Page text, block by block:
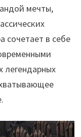
мечты,
сочетает в себе
легендарных